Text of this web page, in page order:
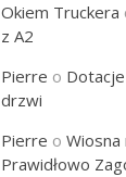
Okiem Truckera
z A2
Pierre o
drzwi
Pierre oWiosna
Prawidłowo